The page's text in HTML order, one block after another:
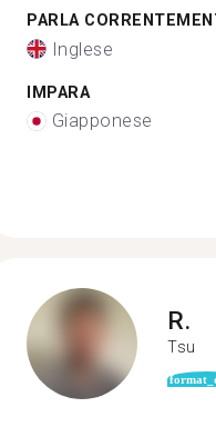
PARLA
Inglese
IMPARA
Giapponese
R.
Tsu